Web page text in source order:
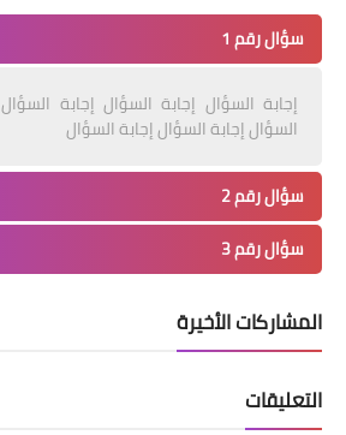
سؤال رقم 1
إجابة السؤال إجابة السؤال إجابة
السؤال إجابة السؤال إجابة السؤال
سؤال رقم 2
سؤال رقم 3
المشاركات الأخيرة
التعليقات